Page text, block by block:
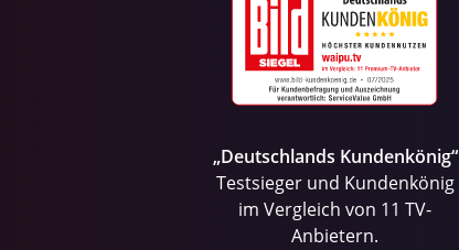
„Deutschlands Kundenkönig“
Testsieger und Kundenkönig
im Vergleich von 11 TV-
Anbietern.